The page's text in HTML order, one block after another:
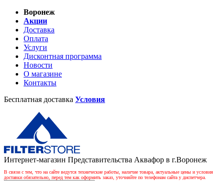
Воронеж
Акции
Доставка
Оплата
Услуги
Дисконтная программа
Новости
О магазине
Контакты
Бесплатная доставка Условия
Интернет-магазин Представительства Аквафор в г.Воронеж
В связи с тем, что на сайте ведутся технические работы, наличие товара, актуальные цены и условия
доставки обязательно, перед тем как оформить заказ, уточняйте по телефонам сайта у диспетчера.